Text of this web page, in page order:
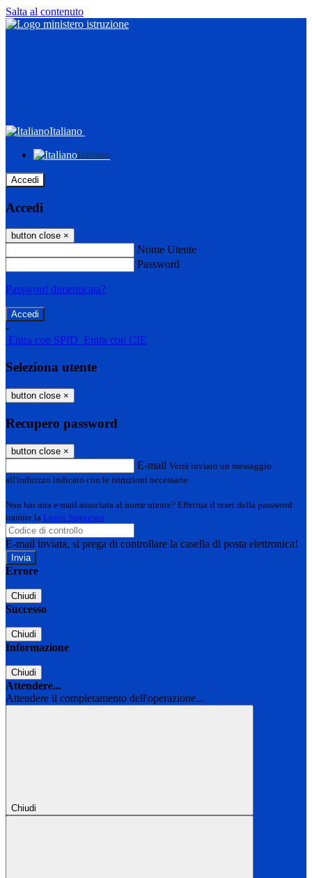
Salta al contenuto
Italiano
Italiano
Accedi
Accedi
button close ×
Nome Utente
Password
Password dimenticata?
-
Entra con SPID Entra con CIE
Seleziona utente
button close ×
Recupero password
button close ×
E-mail Verrà inviato un messaggio
all'indirizzo indicato con le istruzioni necessarie.
Non hai una e-mail associata al nome utente? Effettua il reset della password
tramite la Login Spaggiari
E-mail inviata, si prega di controllare la casella di posta elettronica!
Errore
Chiudi
Successo
Chiudi
Informazione
Chiudi
Attendere...
Attendere il completamento dell'operazione...
Chiudi